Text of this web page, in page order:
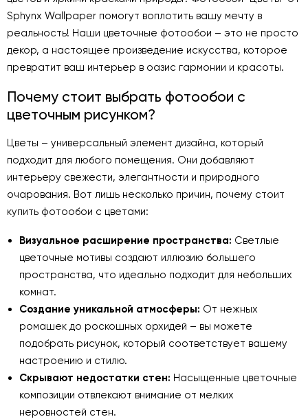
Sphynx Wallpaper помогут воплотить вашу мечту в
реальность! Наши цветочные фотообои – это не просто
декор, а настоящее произведение искусства, которое
превратит ваш интерьер в оазис гармонии и красоты.
Почему стоит выбрать фотообои с
цветочным рисунком?
Цветы – универсальный элемент дизайна, который
подходит для любого помещения. Они добавляют
интерьеру свежести, элегантности и природного
очарования. Вот лишь несколько причин, почему стоит
купить фотообои с цветами:
Визуальное расширение пространства: Светлые
цветочные мотивы создают иллюзию большего
пространства, что идеально подходит для небольших
комнат.
Создание уникальной атмосферы: От нежных
ромашек до роскошных орхидей – вы можете
подобрать рисунок, который соответствует вашему
настроению и стилю.
Скрывают недостатки стен: Насыщенные цветочные
композиции отвлекают внимание от мелких
неровностей стен.